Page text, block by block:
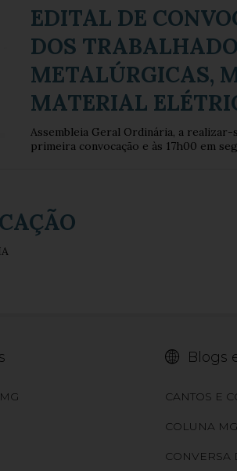
EDITAL DE
DOS
METALÚRGICAS,
MATERIAL
Assembleia Geral Ordinária, a realizar-
primeira convocação e às 17h00 em
Blogs
CANTOS E
COLUNA MG
CONVERSA